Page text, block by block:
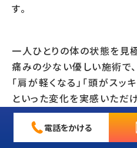
す。
一人ひとりの体の状態を見
痛みの少ない優しい施術で、
「肩が軽くなる」「頭がスッ
といった変化を実感いただけ
慢性的な肩こりでお悩みの
電話をかける